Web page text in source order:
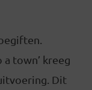
town’ kreeg
Dit